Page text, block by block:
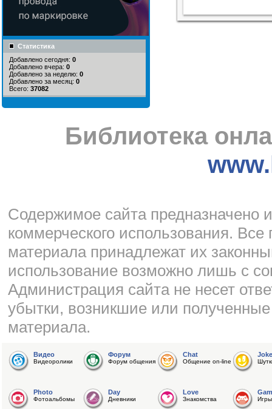
Статистика
Добавлено сегодня: 0
Добавлено вчера: 0
Добавлено за неделю: 0
Добавлено за месяц: 0
Всего: 37082
Библиотека
Cодержимое сайта предназначено
коммерческого использования.
материала принадлежат их
использование возможно лишь с
Администрация сайта не несет
убытки, возникшие или
материала.
Видео
Видеоролики
Форум
Форум общения
Chat
Общение on-line
Joke
Photo
Фотоальбомы
Day
Дневники
Love
Знакомства Игры